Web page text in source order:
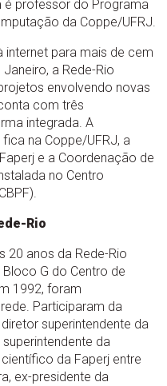
é professor do Programa
da Coppe/UFRJ.
internet para mais de cem
a Rede-Rio
envolvendo novas
com três
integrada. A
na Coppe/UFRJ, a
e a Coordenação de
no Centro
Rio
anos da Rede-Rio
G do Centro de
1992, foram
Participaram da
superintendente da
superintendente da
da Faperj entre
ex-presidente da